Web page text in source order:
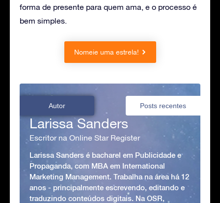
forma de presente para quem ama, e o processo é
bem simples.
Nomeie uma estrela!
Autor Posts recentes
Larissa Sanders
Escritor na Online Star Register
Larissa Sanders é bacharel em Publicidade e
Propaganda, com MBA em International
Marketing Management. Trabalha na área há 12
anos - principalmente escrevendo, editando e
traduzindo conteúdos digitais. Na OSR,